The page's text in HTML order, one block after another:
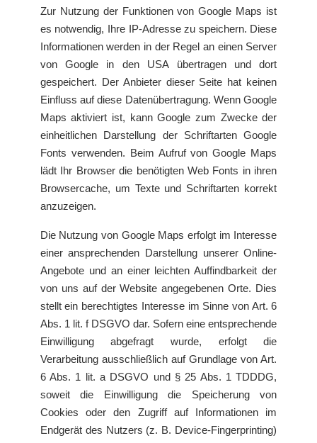
Zur Nutzung der Funktionen von Google Maps ist
es notwendig, Ihre IP-Adresse zu speichern. Diese
Informationen werden in der Regel an einen Server
von Google in den USA übertragen und dort
gespeichert. Der Anbieter dieser Seite hat keinen
Einfluss auf diese Datenübertragung. Wenn Google
Maps aktiviert ist, kann Google zum Zwecke der
einheitlichen Darstellung der Schriftarten Google
Fonts verwenden. Beim Aufruf von Google Maps
lädt Ihr Browser die benötigten Web Fonts in ihren
Browsercache, um Texte und Schriftarten korrekt
anzuzeigen.
Die Nutzung von Google Maps erfolgt im Interesse
einer ansprechenden Darstellung unserer Online-
Angebote und an einer leichten Auffindbarkeit der
von uns auf der Website angegebenen Orte. Dies
stellt ein berechtigtes Interesse im Sinne von Art. 6
Abs. 1 lit. f DSGVO dar. Sofern eine entsprechende
Einwilligung abgefragt wurde, erfolgt die
Verarbeitung ausschließlich auf Grundlage von Art.
6 Abs. 1 lit. a DSGVO und § 25 Abs. 1 TDDDG,
soweit die Einwilligung die Speicherung von
Cookies oder den Zugriff auf Informationen im
Endgerät des Nutzers (z. B. Device-Fingerprinting)